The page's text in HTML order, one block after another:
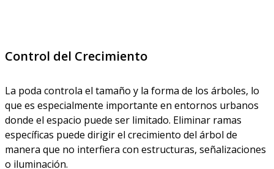
Control del Crecimiento
La poda controla el tamaño y la forma de los árboles, lo
que es especialmente importante en entornos urbanos
donde el espacio puede ser limitado. Eliminar ramas
específicas puede dirigir el crecimiento del árbol de
manera que no interfiera con estructuras, señalizaciones
o iluminación.